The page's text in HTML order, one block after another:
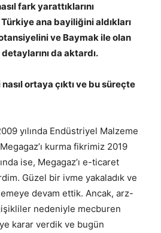
fark yarattıklarını
ana bayiliğini aldıkları
ve Baymak ile olan
da aktardı.
ortaya çıktı ve bu süreçte
yılında Endüstriyel Malzeme
kurma fikrimiz 2019
ise, Megagaz’ı e-ticaret
Güzel bir ivme yakaladık ve
devam ettik. Ancak, arz-
nedeniyle mecburen
karar verdik ve bugün